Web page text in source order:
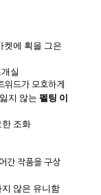
켓에 획을 그은
실
위드가 모호하게
지 않는 펠팅 이
조화
간 작품을 구상
않은 유니함